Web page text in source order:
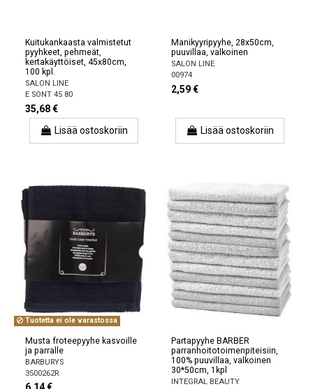
Kuitukankaasta valmistetut
pyyhkeet, pehmeät,
kertakäyttöiset, 45x80cm,
100 kpl.
SALON LINE
E SONT 45 80
35,68 €
Lisää ostoskoriin
Manikyyripyyhe, 28x50cm,
puuvillaa, valkoinen
SALON LINE
00974
2,59 €
Lisää ostoskoriin
Tuotetta ei ole varastossa
Musta froteepyyhe kasvoille
ja parralle
BARBURYS
3500262R
Partapyyhe BARBER
parranhoitotoimenpiteisiin,
100% puuvillaa, valkoinen
30*50cm, 1kpl
INTEGRAL BEAUTY